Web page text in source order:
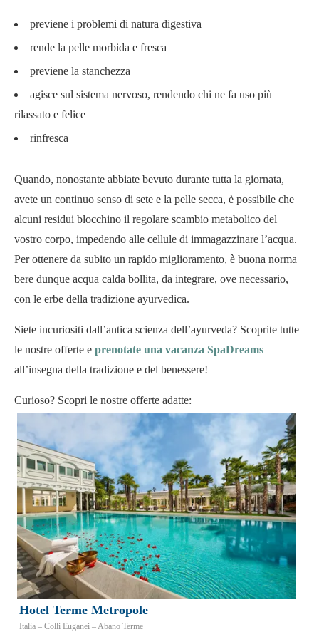
previene i problemi di natura digestiva
rende la pelle morbida e fresca
previene la stanchezza
agisce sul sistema nervoso, rendendo chi ne fa uso più
rilassato e felice
rinfresca
Quando, nonostante abbiate bevuto durante tutta la giornata,
avete un continuo senso di sete e la pelle secca, è possibile che
alcuni residui blocchino il regolare scambio metabolico del
vostro corpo, impedendo alle cellule di immagazzinare l’acqua.
Per ottenere da subito un rapido miglioramento, è buona norma
bere dunque acqua calda bollita, da integrare, ove necessario,
con le erbe della tradizione ayurvedica.
Siete incuriositi dall’antica scienza dell’ayurveda? Scoprite tutte
le nostre offerte e prenotate una vacanza SpaDreams
all’insegna della tradizione e del benessere!
Curioso? Scopri le nostre offerte adatte:
Hotel Terme Metropole
Italia – Colli Euganei – Abano Terme